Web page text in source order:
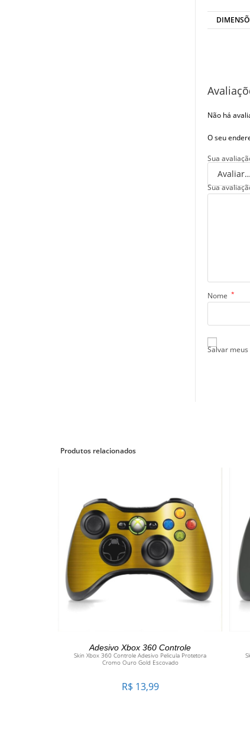
Não há
O seu
Sua
Sua
Nome *
Salvar
Produtos relacionados
ADICIONAR AO CARRINHO
Adesivo Xbox 360 Controle
Skin Xbox 360 Controle Adesivo Pelicula Protetora
Cromo Ouro Gold Escovado
R$ 13,99